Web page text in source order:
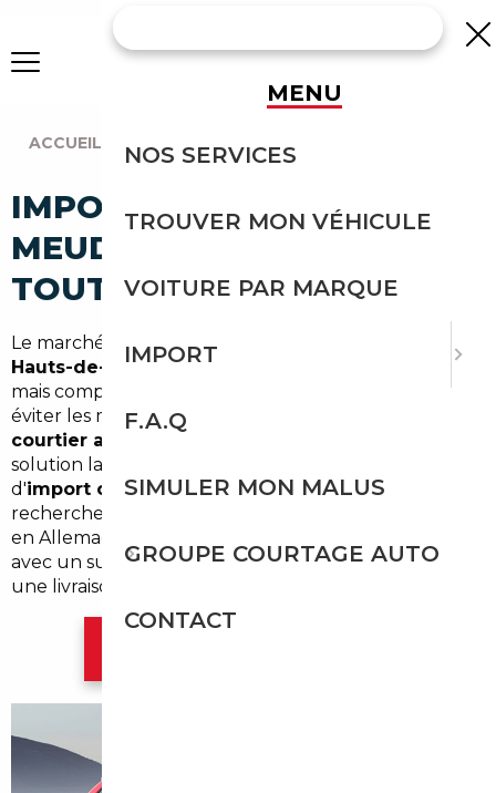
ACCUEIL AGENCE PARIS
IMPORT VOITURE À
MEUDON : IMPORTEZ EN
TOUTE SÉCURITÉ
Le marché automobile autour de Meudon, dans les
Hauts-de-Seine et l'Île-de-France
, est dynamique
mais compétitif. Pour trouver une bonne affaire et
éviter les mauvaises surprises, faire appel à un
courtier automobile Meudon
solution la plus sereine. Nous proposons des services
d'import occasion Meudonqui couvrent la
recherche, la vérification et l'acquisition de véhicules
en Allemagne, en Belgique ou ailleurs en Europe,
avec un suivi administratif et logistique local pour
une livraison sécurisée.
MENU
NOS SERVICES
TROUVER MON VÉHICULE
VOITURE PAR MARQUE
IMPORT
F.A.Q
SIMULER MON MALUS
GROUPE COURTAGE AUTO
CONTACT